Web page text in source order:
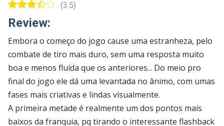
(3.5)
Review:
Embora o começo do jogo cause uma estranheza, pelo
combate de tiro mais duro, sem uma resposta muito
boa e menos fluída que os anteriores... Do meio pro
final do jogo ele dá uma levantada no ânimo, com umas
fases mais criativas e lindas visualmente.
A primeira metade é realmente um dos pontos mais
baixos da franquia, pq tirando o interessante flashback